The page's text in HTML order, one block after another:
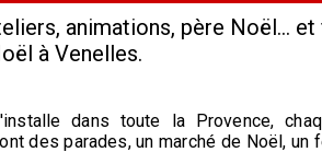
animations, père Noël...
à Venelles.
dans toute la Provence,
des parades, un marché de Noël,